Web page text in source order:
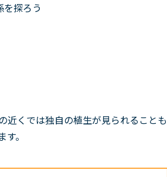
探ろう
近くでは独自の植生が見られることも
。